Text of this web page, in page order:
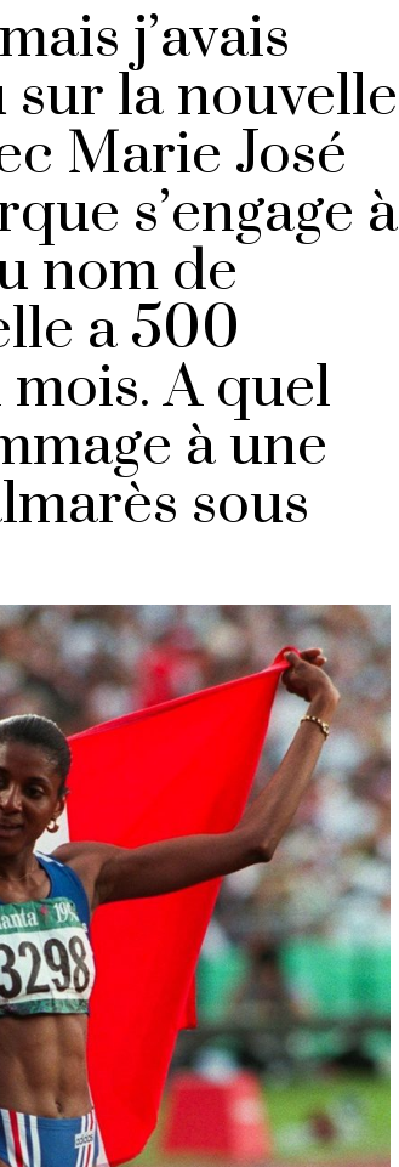
j’avais
sur la nouvelle
Marie José
s’engage à
nom de
a 500
mois. A quel
à une
sous